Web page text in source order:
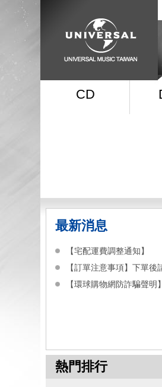
CD
最新消息
【宅配運費調整通知】
【訂單注意事項】下單後
【環球購物網防詐騙聲明】
熱門排行